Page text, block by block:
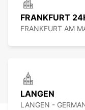
FRANKFURT
FRANKFURT AM
LANGEN
LANGEN -